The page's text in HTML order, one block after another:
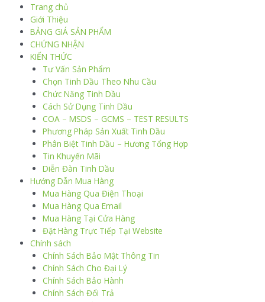
Trang chủ
Giới Thiệu
BẢNG GIÁ SẢN PHẨM
CHỨNG NHẬN
KIẾN THỨC
Tư Vấn Sản Phẩm
Chọn Tinh Dầu Theo Nhu Cầu
Chức Năng Tinh Dầu
Cách Sử Dụng Tinh Dầu
COA – MSDS – GCMS – TEST RESULTS
Phương Pháp Sản Xuất Tinh Dầu
Phân Biệt Tinh Dầu – Hương Tổng Hợp
Tin Khuyến Mãi
Diễn Đàn Tinh Dầu
Hướng Dẫn Mua Hàng
Mua Hàng Qua Điện Thoại
Mua Hàng Qua Email
Mua Hàng Tại Cửa Hàng
Đặt Hàng Trực Tiếp Tại Website
Chính sách
Chính Sách Bảo Mật Thông Tin
Chính Sách Cho Đại Lý
Chính Sách Bảo Hành
Chính Sách Đổi Trả